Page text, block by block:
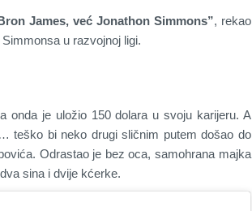
James, već Jonathon Simmons”, rekao
u razvojnoj ligi.
onda je uložio 150 dolara u svoju karijeru. A
teško bi neko drugi sličnim putem došao do
Odrastao je bez oca, samohrana majka
sina i dvije kćerke.